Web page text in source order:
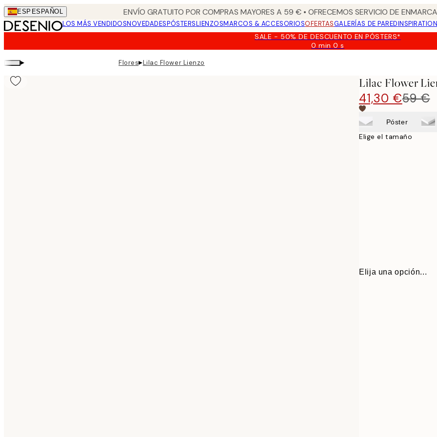
Skip
to
main
ESP ESPAÑOL ENVÍO GRATUITO POR COMPRAS MAYORES A 59 € • OFRECEMOS SERVICIO DE
LOS MÁS VENDIDOSNOVEDADESPÓSTERSLIENZOSMARCOS & ACCESORIOSOFERTASGALERÍAS DE PARED
SALE - 50% DE DESCUENTO EN PÓSTERS*
0 min0 s
Válido
▸ Flores▸Lilac Flower Lienzo
Lilac Flower
41,30 €59 €
Póster
Elige el tamaño
Elija una opción...